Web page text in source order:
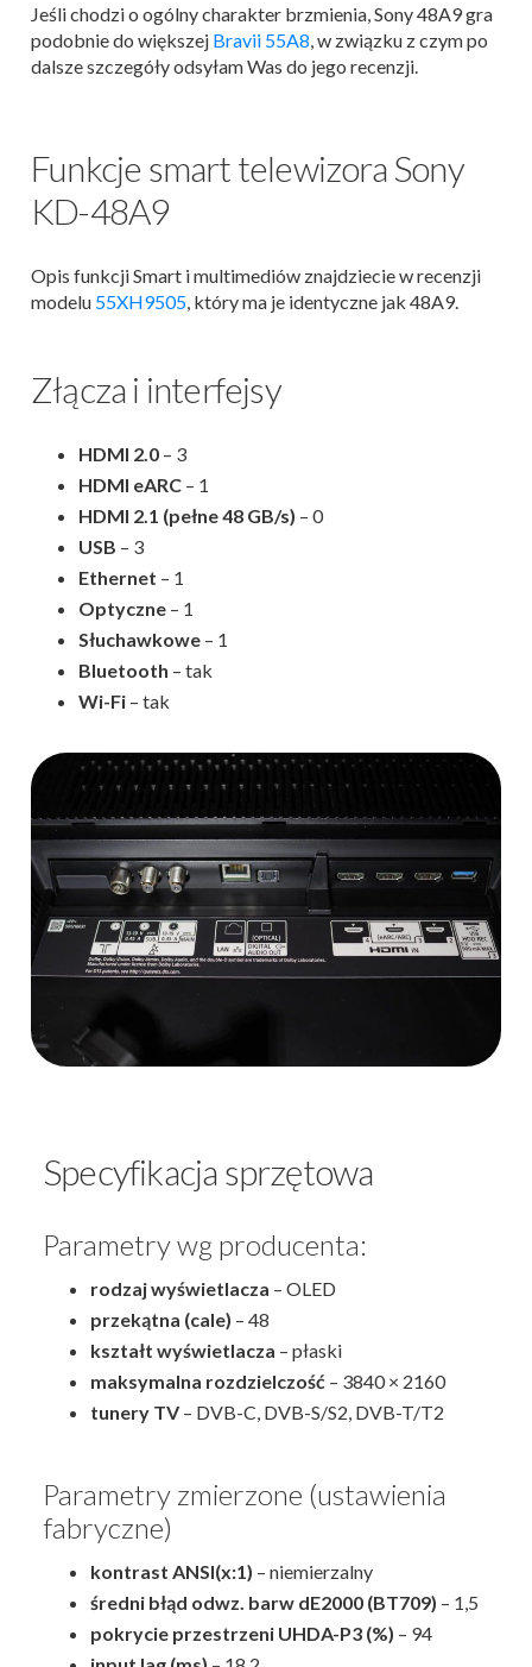
Jeśli chodzi o ogólny charakter brzmienia, Sony 48A9 gra
podobnie do większej Bravii 55A8, w związku z czym po
dalsze szczegóły odsyłam Was do jego recenzji.
Funkcje smart telewizora Sony
KD-48A9
Opis funkcji Smart i multimediów znajdziecie w recenzji
modelu 55XH9505, który ma je identyczne jak 48A9.
Złącza i interfejsy
HDMI 2.0 – 3
HDMI eARC – 1
HDMI 2.1 (pełne 48 GB/s) – 0
USB – 3
Ethernet – 1
Optyczne – 1
Słuchawkowe – 1
Bluetooth – tak
Wi-Fi – tak
Specyfikacja sprzętowa
Parametry wg producenta:
rodzaj wyświetlacza – OLED
przekątna (cale) – 48
kształt wyświetlacza – płaski
maksymalna rozdzielczość – 3840 × 2160
tunery TV – DVB-C, DVB-S/S2, DVB-T/T2
Parametry zmierzone (ustawienia
fabryczne)
kontrast ANSI(x:1) – niemierzalny
średni błąd odwz. barw dE2000 (BT709) – 1,5
pokrycie przestrzeni UHDA-P3 (%) – 94